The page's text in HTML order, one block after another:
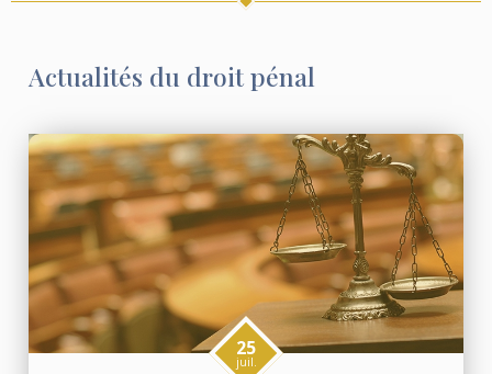
Actualités du droit pénal
25
juil.